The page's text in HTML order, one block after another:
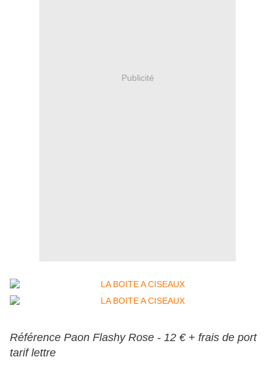
Publicité
Référence Paon Flashy Rose - 12 € + frais de port
tarif lettre